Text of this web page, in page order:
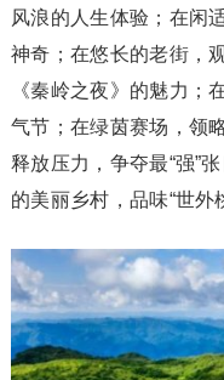
风浪的人生体验；在闲
神奇；在悠长的老街，
《秦岭之夜》的魅力；
气节；在绿茵赛场，领
释放压力，争夺最“强”
的美丽乡村，品味“世外